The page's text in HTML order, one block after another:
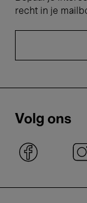
recht in je
Volg ons